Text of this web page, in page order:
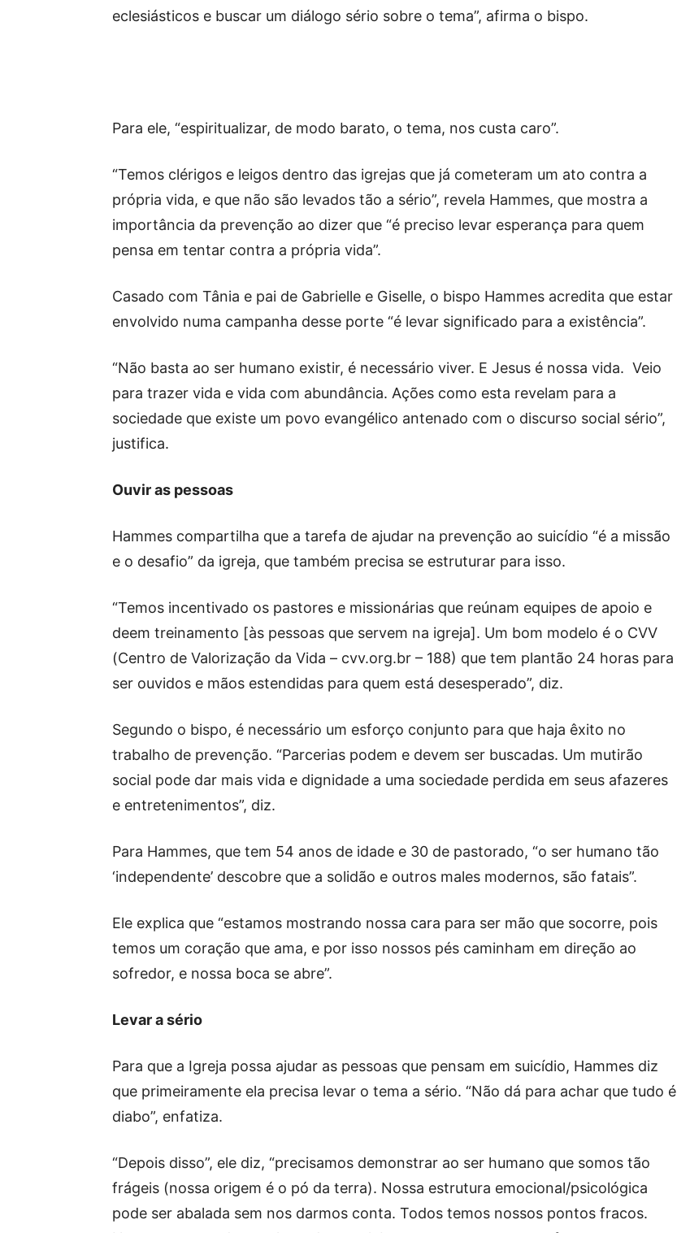
eclesiásticos e buscar um diálogo sério sobre o tema”, afirma o bispo.
Para ele, “espiritualizar, de modo barato, o tema, nos custa caro”.
“Temos clérigos e leigos dentro das igrejas que já cometeram um ato contra a
própria vida, e que não são levados tão a sério”, revela Hammes, que mostra a
importância da prevenção ao dizer que “é preciso levar esperança para quem
pensa em tentar contra a própria vida”.
Casado com Tânia e pai de Gabrielle e Giselle, o bispo Hammes acredita que estar
envolvido numa campanha desse porte “é levar significado para a existência”.
“Não basta ao ser humano existir, é necessário viver. E Jesus é nossa vida. Veio
para trazer vida e vida com abundância. Ações como esta revelam para a
sociedade que existe um povo evangélico antenado com o discurso social sério”,
justifica.
Ouvir as pessoas
Hammes compartilha que a tarefa de ajudar na prevenção ao suicídio “é a missão
e o desafio” da igreja, que também precisa se estruturar para isso.
“Temos incentivado os pastores e missionárias que reúnam equipes de apoio e
deem treinamento [às pessoas que servem na igreja]. Um bom modelo é o CVV
(Centro de Valorização da Vida – cvv.org.br – 188) que tem plantão 24 horas para
ser ouvidos e mãos estendidas para quem está desesperado”, diz.
Segundo o bispo, é necessário um esforço conjunto para que haja êxito no
trabalho de prevenção. “Parcerias podem e devem ser buscadas. Um mutirão
social pode dar mais vida e dignidade a uma sociedade perdida em seus afazeres
e entretenimentos”, diz.
Para Hammes, que tem 54 anos de idade e 30 de pastorado, “o ser humano tão
‘independente’ descobre que a solidão e outros males modernos, são fatais”.
Ele explica que “estamos mostrando nossa cara para ser mão que socorre, pois
temos um coração que ama, e por isso nossos pés caminham em direção ao
sofredor, e nossa boca se abre”.
Levar a sério
Para que a Igreja possa ajudar as pessoas que pensam em suicídio, Hammes diz
que primeiramente ela precisa levar o tema a sério. “Não dá para achar que tudo é
diabo”, enfatiza.
“Depois disso”, ele diz, “precisamos demonstrar ao ser humano que somos tão
frágeis (nossa origem é o pó da terra). Nossa estrutura emocional/psicológica
pode ser abalada sem nos darmos conta. Todos temos nossos pontos fracos.